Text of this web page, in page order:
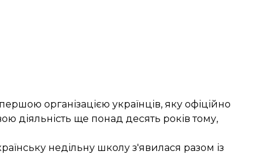
організацією українців, яку офіційно
діяльність ще понад десять років тому,
недільну школу з'явилася разом із